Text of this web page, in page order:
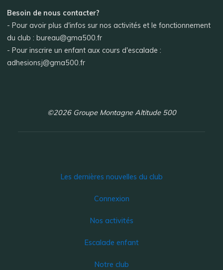
Besoin de nous contacter?
- Pour avoir plus d'infos sur nos activités et le fonctionnement
du club : bureau@gma500.fr
- Pour inscrire un enfant aux cours d'escalade :
adhesionsj@gma500.fr
©2026 Groupe Montagne Altitude 500
Les dernières nouvelles du club
Connexion
Nos activités
Escalade enfant
Notre club